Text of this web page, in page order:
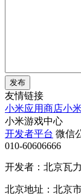
发布
友情链接
小米应用商店小
小米游戏中心
开发者平台 微信
010-60606666
开发者：北京瓦
北京地址：北京